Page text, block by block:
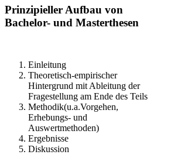
Prinzipieller Aufbau von
Bachelor- und Masterthesen
Einleitung
Theoretisch-empirischer
Hintergrund mit Ableitung der
Fragestellung am Ende des Teils
Methodik(u.a.Vorgehen,
Erhebungs- und
Auswertmethoden)
Ergebnisse
Diskussion